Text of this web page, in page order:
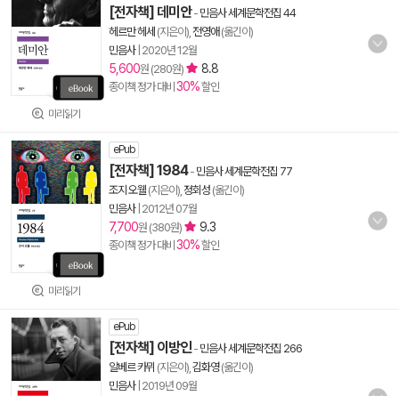
미리읽기
[전자책] 데미안- 민음사 세계문학전집 44
헤르만 헤세 (지은이), 전영애 (옮긴이)
민음사| 2020년 12월
5,600원 (280원) 8.8
종이책 정가 대비 30%할인
미리읽기
ePub
[전자책] 1984- 민음사 세계문학전집 77
조지 오웰 (지은이), 정회성 (옮긴이)
민음사| 2012년 07월
7,700원 (380원) 9.3
종이책 정가 대비 30%할인
ePub
[전자책] 이방인- 민음사 세계문학전집 266
알베르 카뮈 (지은이), 김화영(옮긴이)
민음사| 2019년 09월